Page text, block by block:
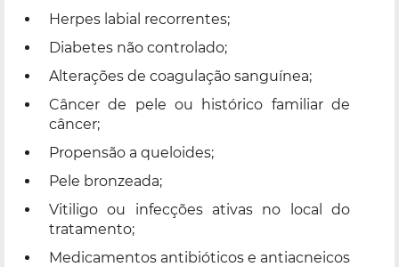
Herpes labial recorrentes;
Diabetes não controlado;
Alterações de coagulação sanguínea;
Câncer de pele ou histórico familiar de
câncer;
Propensão a queloides;
Pele bronzeada;
Vitiligo ou infecções ativas no local do
tratamento;
Medicamentos antibióticos e antiacneicos